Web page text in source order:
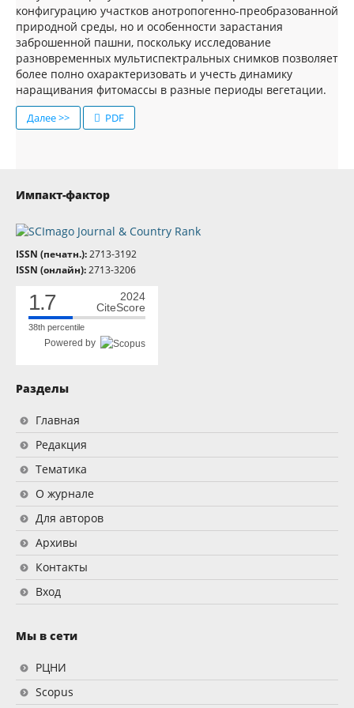
конфигурацию участков анотропогенно-преобразованной
природной среды, но и особенности зарастания
заброшенной пашни, поскольку исследование
разновременных мультиспектральных снимков позволяет
более полно охарактеризовать и учесть динамику
наращивания фитомассы в разные периоды вегетации.
Далее >> PDF
Импакт-фактор
ISSN (печатн.):2713-3192
ISSN (онлайн):2713-3206
1.7
2024
CiteScore
38th percentile
Powered by
Разделы
Главная
Редакция
Тематика
О журнале
Для авторов
Архивы
Контакты
Вход
Мы в сети
РЦНИ
Scopus